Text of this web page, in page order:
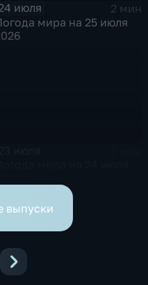
июля
2 мин
мира на 25 июля
выпуски